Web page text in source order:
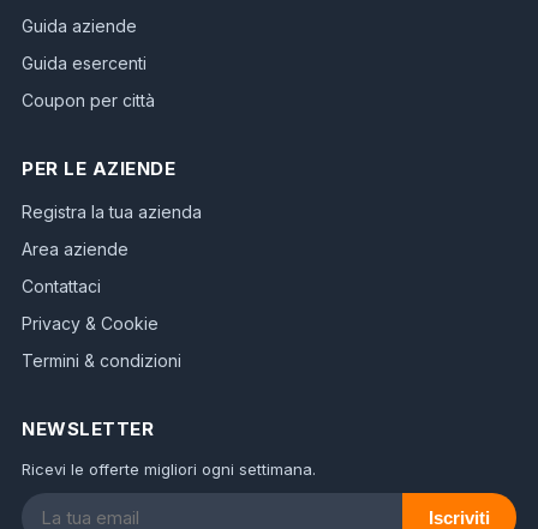
Guida aziende
Guida esercenti
Coupon per città
PER LE AZIENDE
Registra la tua azienda
Area aziende
Contattaci
Privacy & Cookie
Termini & condizioni
NEWSLETTER
Ricevi le offerte migliori ogni settimana.
Iscriviti